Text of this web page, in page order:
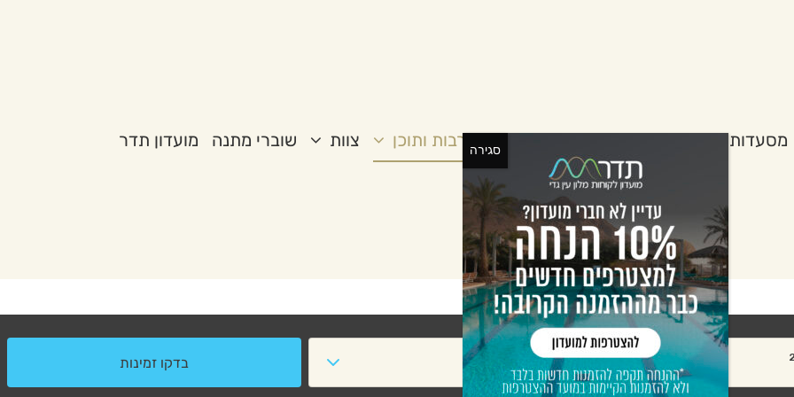
מסעדות כנסים וריטריטים גן בוטני תרבות ותוכן צוות שוברי מתנה מועדון תדר
אורחים:
2 מבוגרים:
חדרים: 1
סגירה